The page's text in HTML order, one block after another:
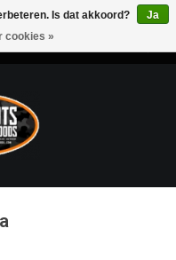
Is dat akkoord?
Ja
cookies »